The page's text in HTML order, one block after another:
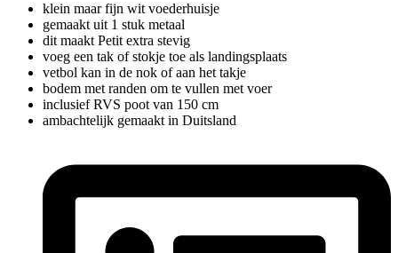
klein maar fijn wit voederhuisje
gemaakt uit 1 stuk metaal
dit maakt Petit extra stevig
voeg een tak of stokje toe als landingsplaats
vetbol kan in de nok of aan het takje
bodem met randen om te vullen met voer
inclusief RVS poot van 150 cm
ambachtelijk gemaakt in Duitsland